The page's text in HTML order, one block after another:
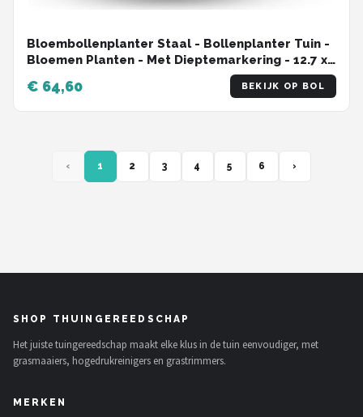
Bloembollenplanter Staal - Bollenplanter Tuin -
Bloemen Planten - Met Dieptemarkering - 12.7 x
€ 64,60 BEKIJK OP BOL
‹ 1 2 3 4 5 6 ›
SHOP THUINGEREEDSCHAP
Het juiste tuingereedschap maakt elke klus in de tuin eenvoudiger, met
grasmaaiers, hogedrukreinigers en grastrimmers.
MERKEN